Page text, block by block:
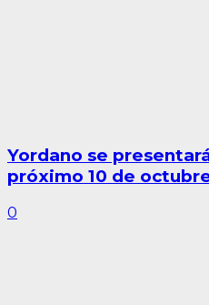
Yordano se
próximo 10 de
0